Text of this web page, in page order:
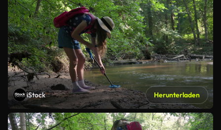
iStock Herunterladen